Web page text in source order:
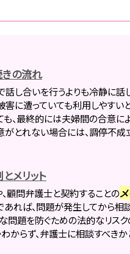
の流れ
話し合いを行うよりも冷静に話
害に遭っていても利用しやすい
も、最終的には夫婦間の合意
がとれない場合には、調停不成
メリット
顧問弁護士と契約することのメ
あれば、問題が発生してから相
問題を防ぐための法的なリスク
からず、弁護士に相談すべき